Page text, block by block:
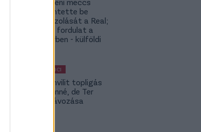
előtt jelentette be
rekordigazolását a Real;
hatalmas fordulat a
Rodri-ügyben - külföldi
MAGYAR FOCI
Yaakobishvilit topligás
csapat vinné, de Ter
Stegen távozása